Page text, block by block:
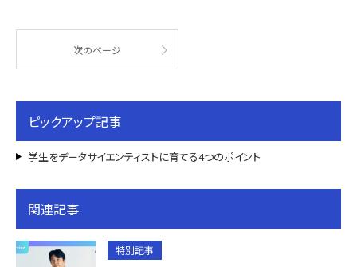
次のページ
ピックアップ記事
学生をデータサイエンティストに育てる4つのポイント
関連記事
特別記事